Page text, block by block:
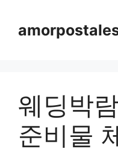
웨딩박
준비물